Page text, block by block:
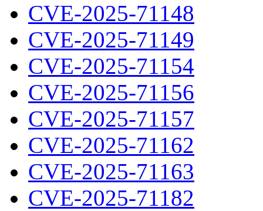
CVE-2025-71148
CVE-2025-71149
CVE-2025-71154
CVE-2025-71156
CVE-2025-71157
CVE-2025-71162
CVE-2025-71163
CVE-2025-71182